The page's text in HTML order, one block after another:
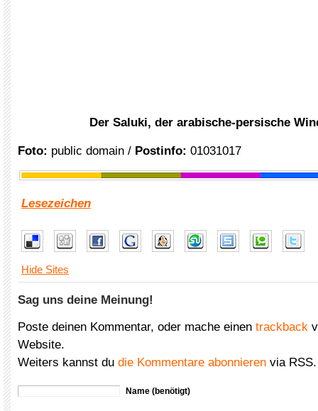
Der Saluki, der arabische-persische
Foto: public domain / Postinfo: 01031017
Lesezeichen
Hide Sites
Sag uns deine Meinung!
Poste deinen Kommentar, oder mache einen trackback
Website.
Weiters kannst du die Kommentare abonnieren via RSS.
Name (benötigt)